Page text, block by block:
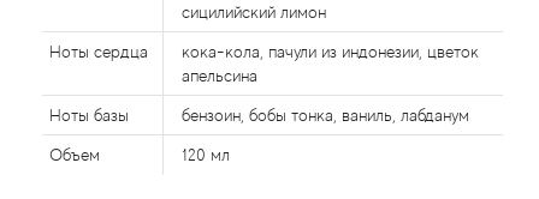
сицилийский лимон
Ноты сердца
кока-кола, пачули из индонезии, цветок
апельсина
Ноты базы бензоин, бобы тонка, ваниль, лабданум
Объем 120 мл
Aj Arabia (Widian)
Al Haramain